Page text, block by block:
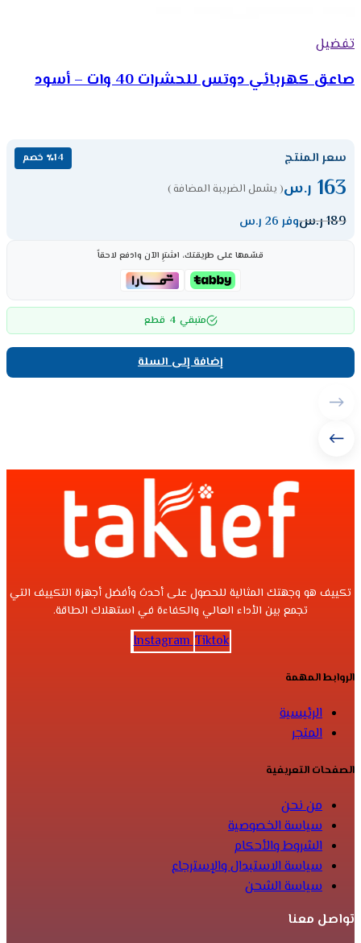
تفضيل
صاعق كهربائي دوتس للحشرات 40 وات – أسود
سعر المنتج ٪14 خصم
163 ر.س( يشمل الضريبة المضافة )
189ر.سوفر 26 ر.س
قسّمها على طريقتك، اشترِ الآن وادفع لاحقاً
متبقي 4 قطع
إضافة إلى السلة
تكييف هو وجهتك المثالية للحصول على أحدث وأفضل أجهزة التكييف التي
تجمع بين الأداء العالي والكفاءة في استهلاك الطاقة.
Instagram Tiktok
الروابط المهمة
الرئيسية
المتجر
الصفحات التعريفية
من نحن
سياسة الخصوصية
الشروط والأحكام
سياسة الاستبدال والإسترجاع
سياسة الشحن
تواصل معنا